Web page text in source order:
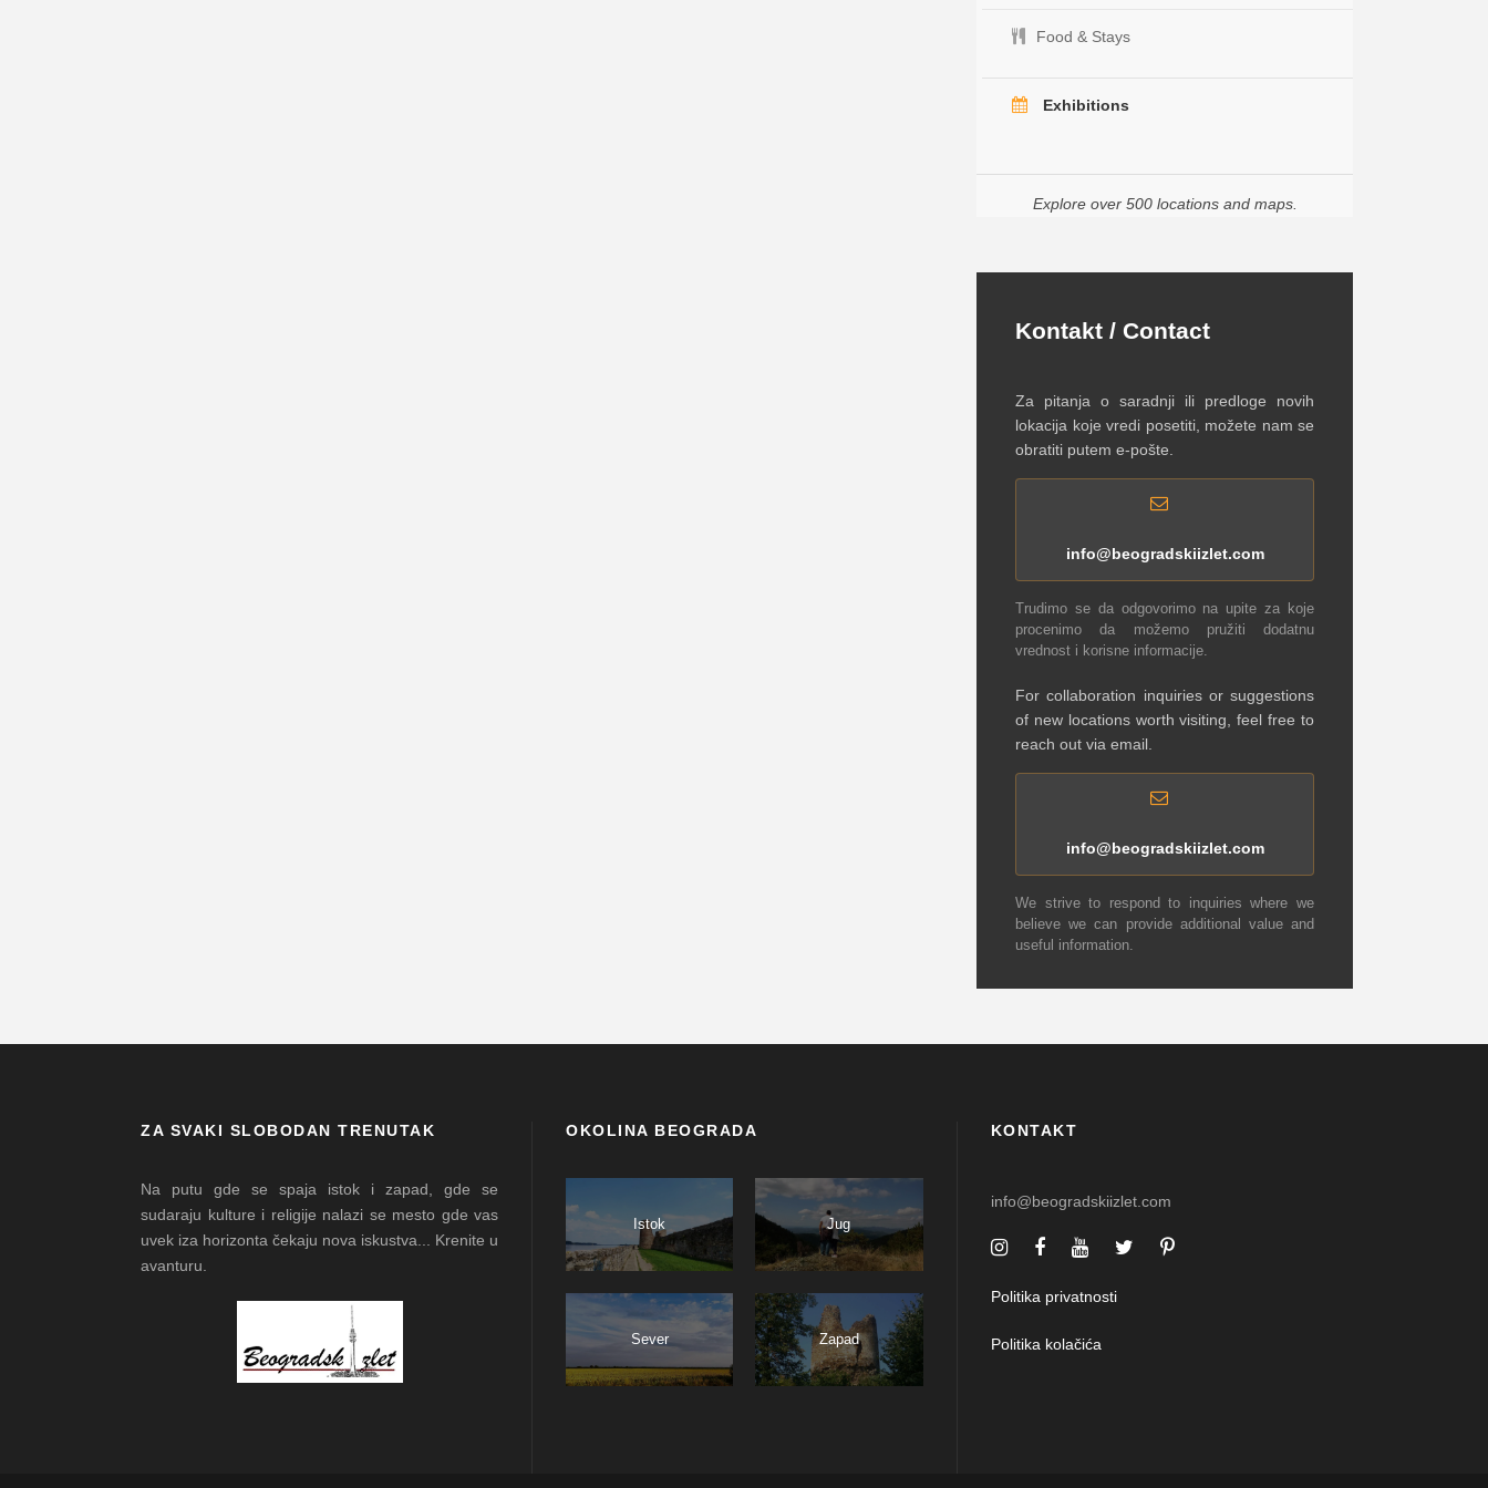
Food & Stays
Exhibitions
Explore over 500 locations and maps.
Kontakt / Contact
Za pitanja o saradnji ili predloge novih
lokacija koje vredi posetiti, možete nam se
obratiti putem e-pošte.
info@beogradskiizlet.com
Trudimo se da odgovorimo na upite za koje
procenimo da možemo pružiti dodatnu
vrednost i korisne informacije.
For collaboration inquiries or suggestions
of new locations worth visiting, feel free to
reach out via email.
info@beogradskiizlet.com
We strive to respond to inquiries where we
believe we can provide additional value and
useful information.
ZA SVAKI SLOBODAN TRENUTAK
Na putu gde se spaja istok i zapad, gde se
sudaraju kulture i religije nalazi se mesto gde vas
uvek iza horizonta čekaju nova iskustva... Krenite u
avanturu.
OKOLINA BEOGRADA
Istok Jug
Sever Zapad
KONTAKT
info@beogradskiizlet.com
Politika privatnosti
Politika kolačića